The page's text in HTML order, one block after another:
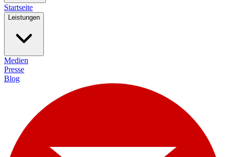
Startseite
Leistungen
Medien
Presse
Blog